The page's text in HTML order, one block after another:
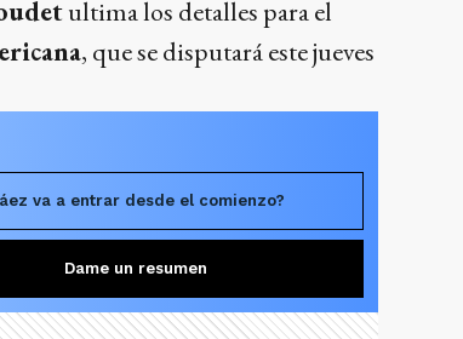
ultima los detalles para el
, que se disputará este jueves
va a entrar desde el comienzo?
Dame un resumen